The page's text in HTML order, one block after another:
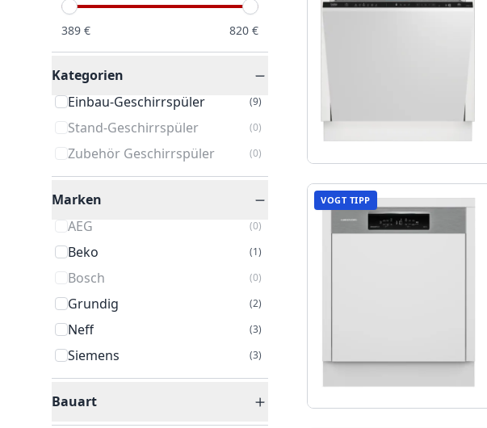
389 € 820 €
Kategorien
Einbau-Geschirrspüler
(9)
Stand-Geschirrspüler (0)
Zubehör Geschirrspüler (0)
Marken
AEG
(0)
Beko (1)
Bosch (0)
Grundig (2)
Neff (3)
Siemens (3)
Bauart
VOGT TIPP